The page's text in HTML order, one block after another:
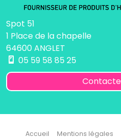
Spot 51
1 Place de la chapelle
64600 ANGLET
05 59 58 85 25
Accueil Mentions légales